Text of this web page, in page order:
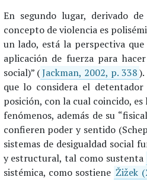
En segundo lugar, derivado
concepto de violencia es
un lado, está la perspectiva
aplicación de fuerza para
social)” (Jackman, 2002, p. 338
que lo considera el
posición, con la cual coincido,
fenómenos, además de su
confieren poder y sentido
sistemas de desigualdad social
y estructural, tal como sustenta
sistémica, como sostiene Žižek